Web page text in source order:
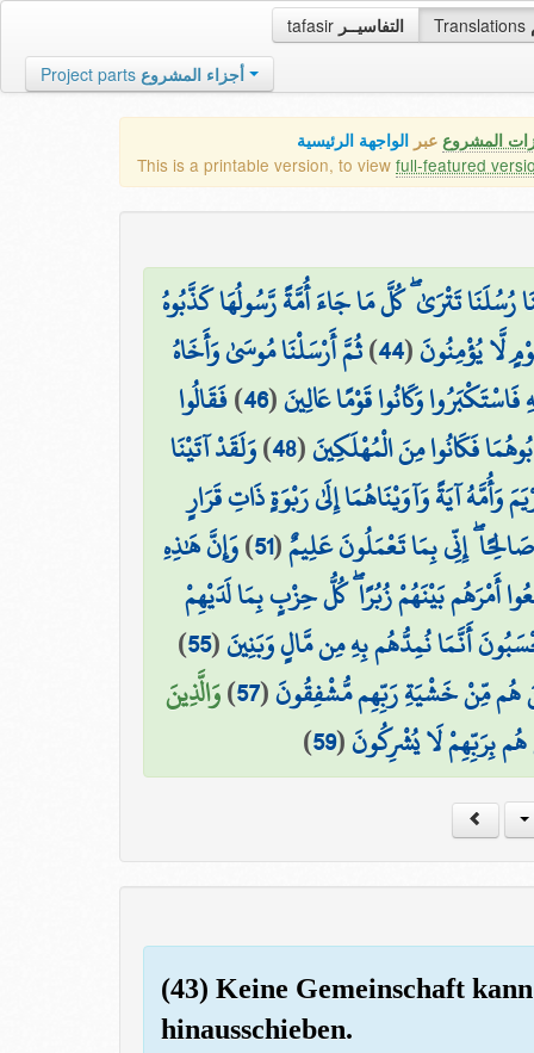
tafasir التفاسيــر Translations
Project parts أجزاء المشروع
المشروع عبر الواجهة الرئيسية
This is a printable version, to view full-featured
رُسُلَنَا تَتْرَىٰ ۖ كُلَّ مَا جَاءَ أُمَّةً رَّسُولُهَا كَذَّبُوهُ
لَّا يُؤْمِنُونَ(
44
)ثُمَّ أَرْسَلْنَا مُوسَىٰ وَأَخَاهُ
وَكَانُوا قَوْمًا عَالِينَ(
46
)فَقَالُوا
فَكَانُوا مِنَ الْمُهْلَكِينَ(
48
)وَلَقَدْ آتَيْنَا
وَأُمَّهُ آيَةً وَآوَيْنَاهُمَا إِلَىٰ رَبْوَةٍ ذَاتِ قَرَارٍ
إِنِّي بِمَا تَعْمَلُونَ عَلِيمٌ(
51
)وَإِنَّ هَٰذِهِ
أَمْرَهُم بَيْنَهُمْ زُبُرًا ۖ كُلُّ حِزْبٍ بِمَا لَدَيْهِمْ
أَنَّمَا نُمِدُّهُم بِهِ مِن مَّالٍ وَبَنِينَ(
55
)
هُم مِّنْ خَشْيَةِ رَبِّهِم مُّشْفِقُونَ(
57
)وَالَّذِينَ
هُم بِرَبِّهِمْ لَا يُشْرِكُونَ(
59
)
(43) Keine Gemeinschaft
hinausschieben.